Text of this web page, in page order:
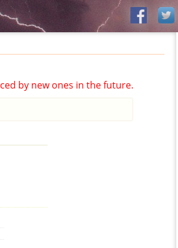
by new ones in the future.